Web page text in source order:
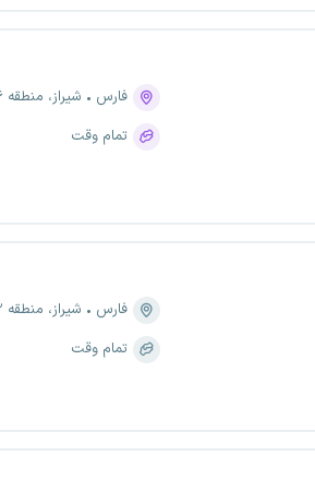
فارس
شیراز، منطقه ۶، فرهنگ شهر
تمام وقت
فارس
شیراز، منطقه ۲، کوزه‌گری
تمام وقت